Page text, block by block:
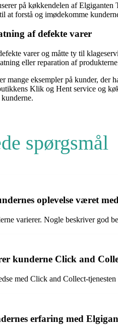
på køkkendelen af
at forstå og imødekomme
af defekte varer
varer og måtte ty til
eller reparation af
mange eksempler på kunder,
Klik og Hent service og
spørgsmål
oplevelse været
varierer. Nogle beskriver god
kunderne Click and
med Click and Collect-
erfaring med